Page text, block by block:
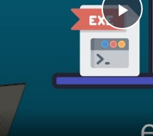
P
l